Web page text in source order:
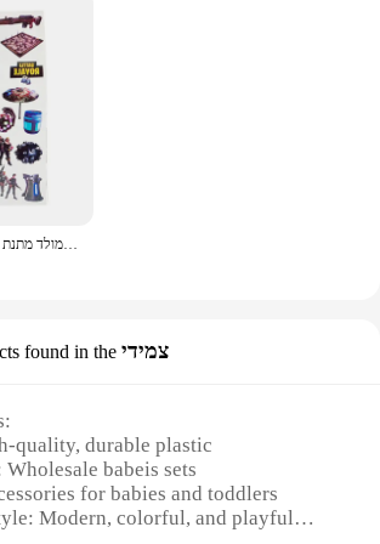
חדש Fortnite קריקטורה קעקוע מדבקות אקראי 1 סט פעולה דמות צעצוע עור קישוט ילדי ילדה ילד חג המולד מתנת יום הולדת
found in the צמידי
quality, durable plastic
babeis sets
for babies and toddlers
Modern, colorful, and playful